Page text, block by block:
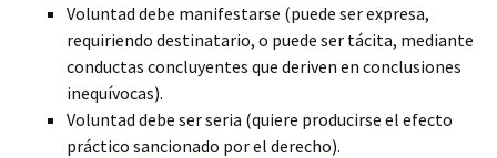
Voluntad debe manifestarse (puede ser expresa,
requiriendo destinatario, o puede ser tácita, mediante
conductas concluyentes que deriven en conclusiones
inequívocas).
Voluntad debe ser seria (quiere producirse el efecto
práctico sancionado por el derecho).